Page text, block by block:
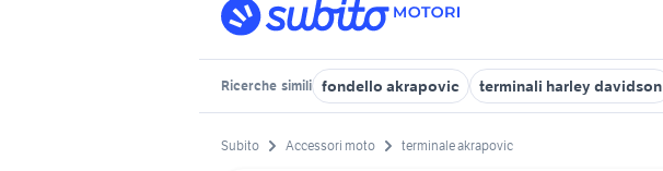
Ricerche simili fondello akrapovic terminali harley davidson
Subito Accessori moto terminale akrapovic